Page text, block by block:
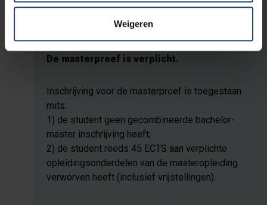
Weigeren
Masterproef
De masterproef is verplicht.
Inschrijving voor de masterproef is toegestaan
mits:
1) de student geen gecombineerde bachelor-
master inschrijving heeft;
2) de student reeds 45 ECTS aan verplichte
opleidingsonderdelen van de masteropleiding
verworven heeft (inclusief vrijstellingen).